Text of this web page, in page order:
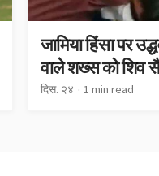
जामिया हिंसा पर
वाले शख्स को शिव
दिस. २४ 1 min read